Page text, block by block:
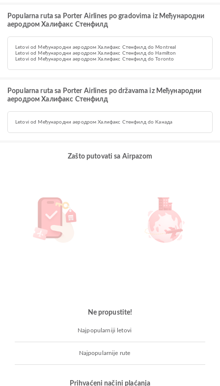
Popularna ruta sa Porter Airlines po gradovima iz Међународни
аеродром Халифакс Стенфилд
Letovi od Међународни аеродром Халифакс Стенфилд do Montreal
Letovi od Међународни аеродром Халифакс Стенфилд do Hamilton
Letovi od Међународни аеродром Халифакс Стенфилд do Toronto
Popularna ruta sa Porter Airlines po državama iz Међународни
аеродром Халифакс Стенфилд
Letovi od Међународни аеродром Халифакс Стенфилд do Канада
Zašto putovati sa Airpazom
Ne propustite!
Najpopularniji letovi
Najpopularnije rute
Prihvaćeni načini plaćanja